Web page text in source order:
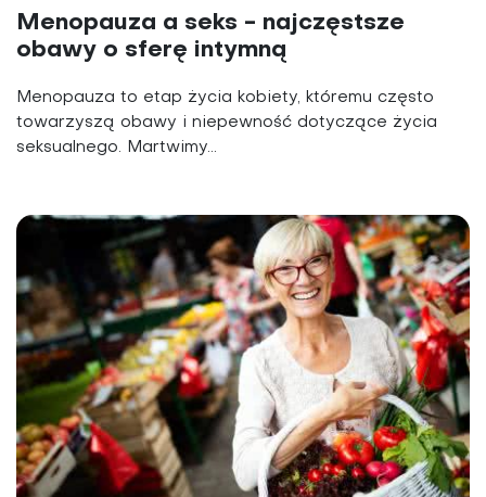
Menopauza a seks - najczęstsze
obawy o sferę intymną
Menopauza to etap życia kobiety, któremu często
towarzyszą obawy i niepewność dotyczące życia
seksualnego. Martwimy...